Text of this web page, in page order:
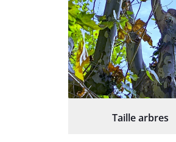
Taille arbres